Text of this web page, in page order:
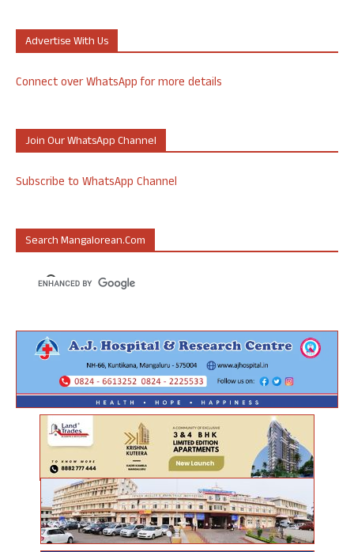
Advertise With Us
Connect over WhatsApp for more details
Join Our WhatsApp Channel
Subscribe to WhatsApp Channel
Search Mangalorean.com